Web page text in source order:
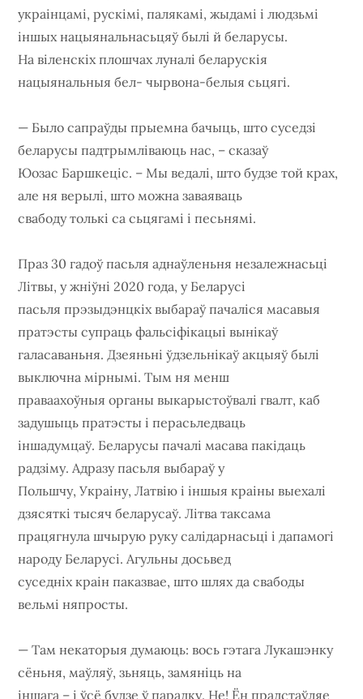
украінцамі, рускімі, палякамі, жыдамі і людзьмі
іншых нацыянальнасьцяў былі й беларусы.
На віленскіх плошчах луналі беларускія
нацыянальныя бел- чырвона-белыя сьцягі.
— Было сапраўды прыемна бачыць, што суседзі
беларусы падтрымліваюць нас, – сказаў
Юозас Баршкеціс. – Мы ведалі, што будзе той крах,
але ня верылі, што можна заваяваць
свабоду толькі са сьцягамі і песьнямі.
Праз 30 гадоў пасьля аднаўленьня незалежнасьці
Літвы, у жніўні 2020 года, у Беларусі
пасьля прэзыдэнцкіх выбараў пачаліся масавыя
пратэсты супраць фальсіфікацыі вынікаў
галасаваньня. Дзеяньні ўдзельнікаў акцыяў былі
выключна мірнымі. Тым ня менш
праваахоўныя органы выкарыстоўвалі гвалт, каб
задушыць пратэсты і перасьледваць
іншадумцаў. Беларусы пачалі масава пакідаць
радзіму. Адразу пасьля выбараў у
Польшчу, Украіну, Латвію і іншыя краіны выехалі
дзясяткі тысяч беларусаў. Літва таксама
працягнула шчырую руку салідарнасьці і дапамогі
народу Беларусі. Агульны досьвед
суседніх краін паказвае, што шлях да свабоды
вельмі няпросты.
— Там некаторыя думаюць: вось гэтага Лукашэнку
сёньня, маўляў, зьняць, замяніць на
іншага – і ўсё будзе ў парадку. Не! Ён прадстаўляе